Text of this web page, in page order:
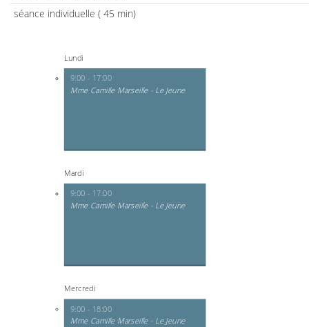
séance individuelle ( 45 min)
Lundi
9:00 - 17:00
Mme Camille Marseille - Le Jeune
Mardi
9:00 - 17:00
Mme Camille Marseille - Le Jeune
Mercredi
9:00 - 18:00
Mme Camille Marseille - Le Jeune